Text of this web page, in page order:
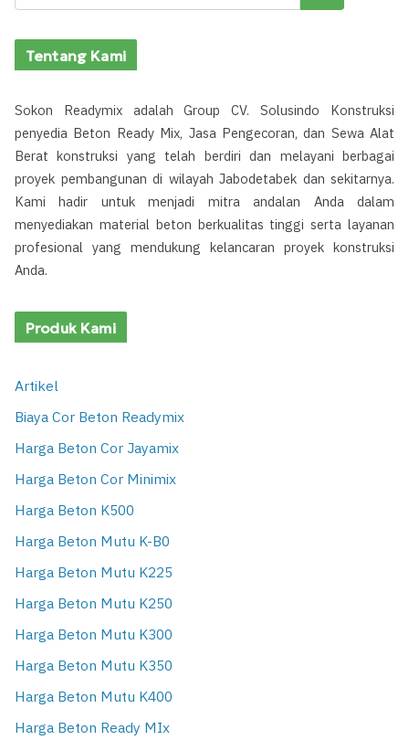
Tentang Kami
Sokon Readymix adalah Group CV. Solusindo Konstruksi
penyedia Beton Ready Mix, Jasa Pengecoran, dan Sewa Alat
Berat konstruksi yang telah berdiri dan melayani berbagai
proyek pembangunan di wilayah Jabodetabek dan sekitarnya.
Kami hadir untuk menjadi mitra andalan Anda dalam
menyediakan material beton berkualitas tinggi serta layanan
profesional yang mendukung kelancaran proyek konstruksi
Anda.
Produk Kami
Artikel
Biaya Cor Beton Readymix
Harga Beton Cor Jayamix
Harga Beton Cor Minimix
Harga Beton K500
Harga Beton Mutu K-B0
Harga Beton Mutu K225
Harga Beton Mutu K250
Harga Beton Mutu K300
Harga Beton Mutu K350
Harga Beton Mutu K400
Harga Beton Ready MIx